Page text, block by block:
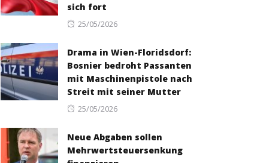
sich fort
Posted
25/05/2026
Drama in Wien-Floridsdorf:
Bosnier bedroht Passanten
mit Maschinenpistole nach
Streit mit seiner Mutter
Posted
25/05/2026
Neue Abgaben sollen
Mehrwertsteuersenkung